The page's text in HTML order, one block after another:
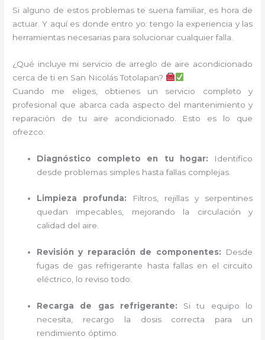
Si alguno de estos problemas te suena familiar, es hora de
actuar. Y aquí es donde entro yo: tengo la experiencia y las
herramientas necesarias para solucionar cualquier falla.
¿Qué incluye mi servicio de arreglo de aire acondicionado
cerca de ti en San Nicolás Totolapan?
Cuando me eliges, obtienes un servicio completo y
profesional que abarca cada aspecto del mantenimiento y
reparación de tu aire acondicionado. Esto es lo que
ofrezco:
Diagnóstico completo en tu hogar: Identifico
desde problemas simples hasta fallas complejas.
Limpieza profunda: Filtros, rejillas y serpentines
quedan impecables, mejorando la circulación y
calidad del aire.
Revisión y reparación de componentes: Desde
fugas de gas refrigerante hasta fallas en el circuito
eléctrico, lo reviso todo.
Recarga de gas refrigerante: Si tu equipo lo
necesita, recargo la dosis correcta para un
rendimiento óptimo.